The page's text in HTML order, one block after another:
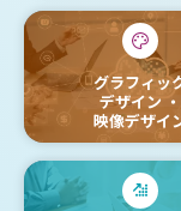
グラフィッ
デザイン ・
映像デザイ